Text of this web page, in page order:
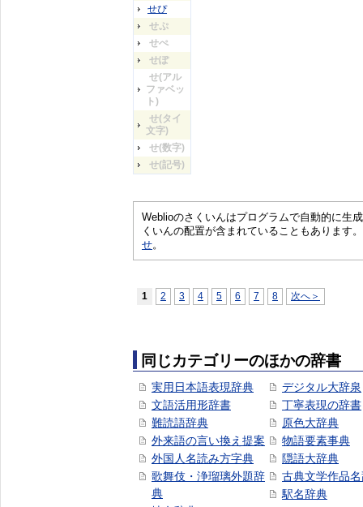
せぴ
せぷ
せぺ
せぽ
せ(アル
ファベッ
ト)
せ(タイ
文字)
せ(数字)
せ(記号)
Weblioのさくいんはプログラムで自動的に生
くいんの配置が含まれていることもあります
せ。
1 2 3 4 5 6 7 8 次へ＞
同じカテゴリーのほかの辞書
実用日本語表現辞典
文語活用形辞書
難読語辞典
外来語の言い換え提案
外国人名読み方字典
歌舞伎・浄瑠璃外題辞
典
デジタル大辞泉
丁寧表現の辞書
原色大辞典
物語要素事典
隠語大辞典
古典文学作品
駅名辞典